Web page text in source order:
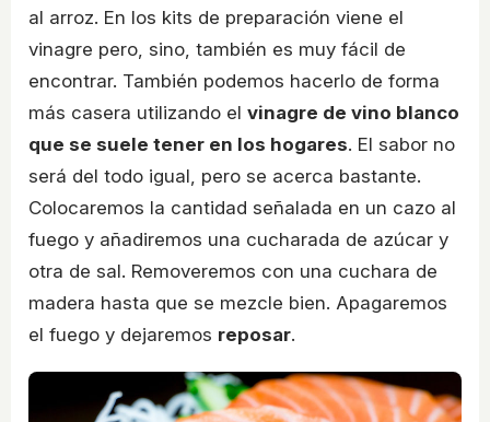
al arroz. En los kits de preparación viene el
vinagre pero, sino, también es muy fácil de
encontrar. También podemos hacerlo de forma
más casera utilizando el vinagre de vino blanco
que se suele tener en los hogares. El sabor no
será del todo igual, pero se acerca bastante.
Colocaremos la cantidad señalada en un cazo al
fuego y añadiremos una cucharada de azúcar y
otra de sal. Removeremos con una cuchara de
madera hasta que se mezcle bien. Apagaremos
el fuego y dejaremos reposar.